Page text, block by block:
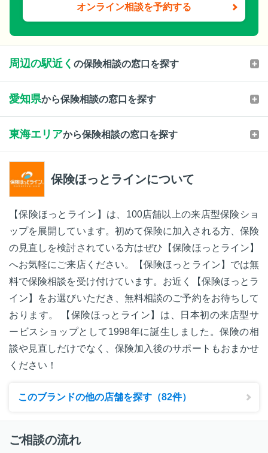
オンライン相談を予約する
周辺の駅近く の保険相談の窓口を探す
愛知県から保険相談の窓口を探す
東海エリアから保険相談の窓口を探す
保険ほっとラインについて
【保険ほっとライン】は、100店舗以上の来店型保険ショ
ップを展開しています。初めて保険に加入される方、保険
の見直しを検討されている方はぜひ【保険ほっとライン】
へお気軽にご来店ください。【保険ほっとライン】では無
料で保険相談を受け付けています。お近く【保険ほっとラ
イン】をお選びいただき、無料相談のご予約をお待ちして
おります。 【保険ほっとライン】は、日本初の来店型サ
ービスショップとして1998年に誕生しました。保険の相
談や見直しだけでなく、保険加入後のサポートもおまかせ
ください！
このブランドの他の店舗を探す（82件）
ご相談の流れ